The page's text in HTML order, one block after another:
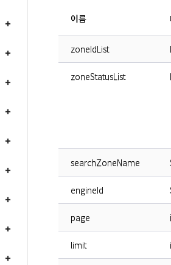
이름
zoneIdList
zoneStatusList
searchZoneName
engineId
page
limit